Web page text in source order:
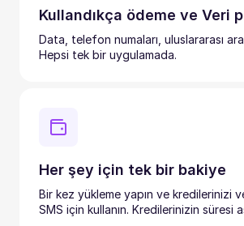
Kullandıkça ödeme ve Veri
Data, telefon numaları, uluslararası
Hepsi tek bir uygulamada.
Her şey için tek bir bakiye
Bir kez yükleme yapın ve kredilerinizi
SMS için kullanın. Kredilerinizin süresi